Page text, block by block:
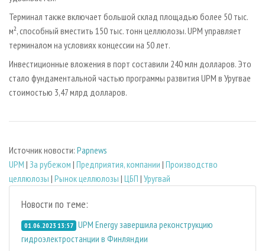
Терминал также включает большой склад площадью более 50 тыс.
м², способный вместить 150 тыс. тонн целлюлозы. UPM управляет
терминалом на условиях концессии на 50 лет.
Инвестиционные вложения в порт составили 240 млн долларов. Это
стало фундаментальной частью программы развития UPM в Уругвае
стоимостью 3,47 млрд долларов.
Источник новости: Papnews
UPM | За рубежом | Предприятия, компании | Производство
целлюлозы | Рынок целлюлозы | ЦБП | Уругвай
Новости по теме:
01.06.2023 13:57 UPM Energy завершила реконструкцию
гидроэлектростанции в Финляндии